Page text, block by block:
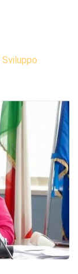
Sviluppo